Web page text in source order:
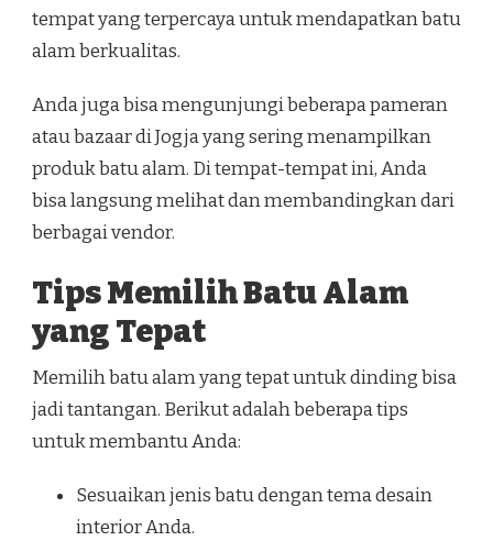
tempat yang terpercaya untuk mendapatkan batu
alam berkualitas.
Anda juga bisa mengunjungi beberapa pameran
atau bazaar di Jogja yang sering menampilkan
produk batu alam. Di tempat-tempat ini, Anda
bisa langsung melihat dan membandingkan dari
berbagai vendor.
Tips Memilih Batu Alam
yang Tepat
Memilih batu alam yang tepat untuk dinding bisa
jadi tantangan. Berikut adalah beberapa tips
untuk membantu Anda:
Sesuaikan jenis batu dengan tema desain
interior Anda.